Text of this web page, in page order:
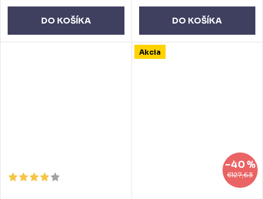
DO KOŠÍKA DO KOŠÍKA
Akcia
€127,63
–40 %